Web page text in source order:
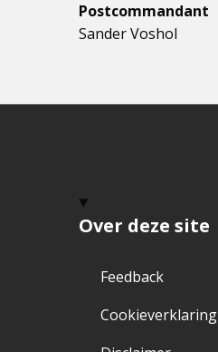
Postcommandant
Sander Voshol
Over deze site
Feedback
Cookieverklaring